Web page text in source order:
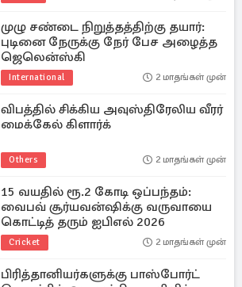
முழு சண்டை நிறுத்தத்திற்கு தயார்:
புடினை நேருக்கு நேர் பேச அழைத்த
ஜெலென்ஸ்கி
International 2 மாதங்கள் முன்
விபத்தில் சிக்கிய அவுஸ்திரேலிய வீரர்
மைக்கேல் கிளார்க்
Others 2 மாதங்கள் முன்
15 வயதில் ரூ.2 கோடி ஒப்பந்தம்:
வைபவ் சூர்யவன்ஷிக்கு வருவாயை
கொட்டித் தரும் ஐபிஎல் 2026
Cricket 2 மாதங்கள் முன்
பிரித்தானியர்களுக்கு பாஸ்போர்ட்